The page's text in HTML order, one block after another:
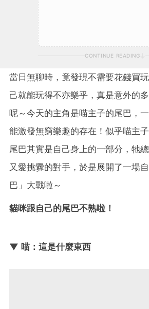
CONTINUE READING
當日無聊時，竟發現不需要花錢買
己就能玩得不亦樂乎，真是意外的
呢～今天的主角是喵主子的尾巴，
能激發無窮樂趣的存在！似乎喵主
尾巴其實是自己身上的一部分，牠
又愛挑釁的對手，於是展開了一場
巴」大戰啦～
貓咪跟自己的尾巴不熟啦！
▼ 喵：這是什麼東西